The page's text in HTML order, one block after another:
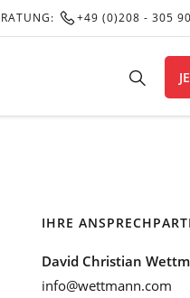
+49 (0)208 - 305
IHRE
David Christian
info@wettmann.com